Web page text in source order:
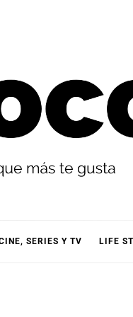
SERIES Y TV LIFE